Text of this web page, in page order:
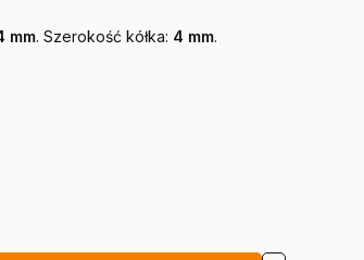
mm. Szerokość kółka: 4 mm.